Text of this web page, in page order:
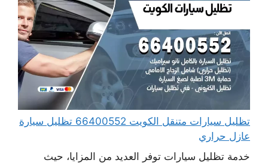
تظليل سيارات متنقل الكويت 66400552 تظليل سيارة
عازل حراري
خدمة تظليل سيارات توفر العديد من المزايا، حيث